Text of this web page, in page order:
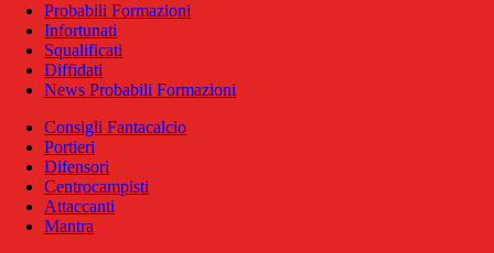
Probabili Formazioni
Infortunati
Squalificati
Diffidati
News Probabili Formazioni
Consigli Fantacalcio
Portieri
Difensori
Centrocampisti
Attaccanti
Mantra